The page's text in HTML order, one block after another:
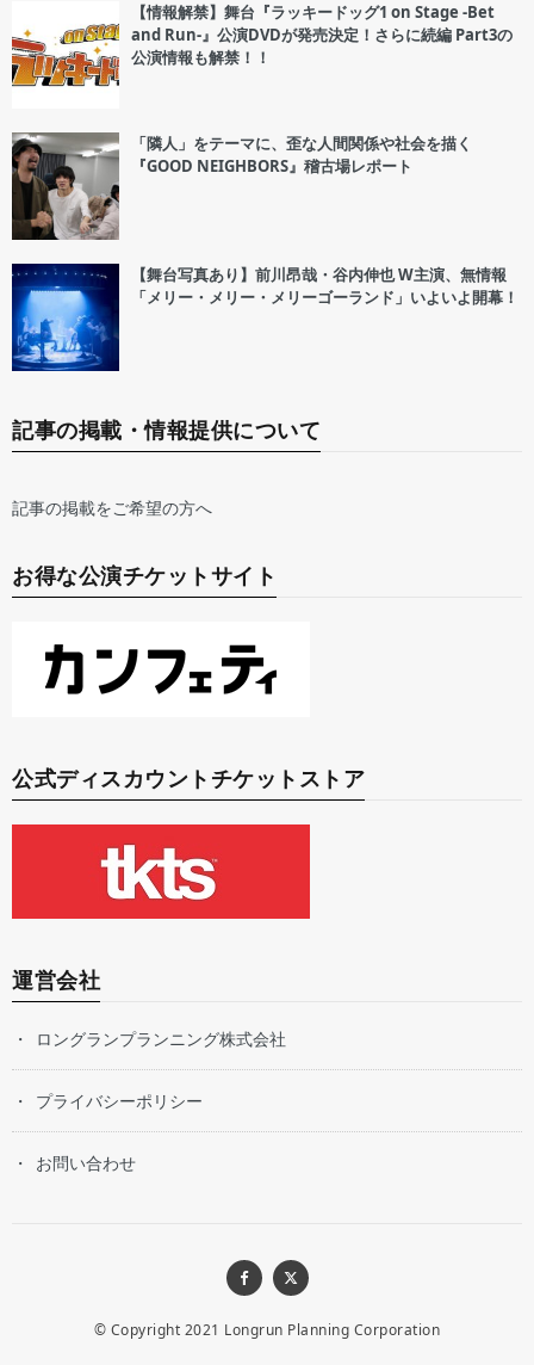
【情報解禁】舞台『ラッキードッグ1 on Stage -Bet
and Run-』公演DVDが発売決定！さらに続編 Part3の
公演情報も解禁！！
「隣人」をテーマに、歪な人間関係や社会を描く
『GOOD NEIGHBORS』稽古場レポート
【舞台写真あり】前川昂哉・谷内伸也 W主演、無情報
「メリー・メリー・メリーゴーランド」いよいよ開幕！
記事の掲載・情報提供について
記事の掲載をご希望の方へ
お得な公演チケットサイト
公式ディスカウントチケットストア
運営会社
ロングランプランニング株式会社
プライバシーポリシー
お問い合わせ
© Copyright 2021 Longrun Planning Corporation